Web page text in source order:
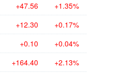
+47.56 +1.35%
+12.30 +0.17%
+0.10 +0.04%
+164.40 +2.13%